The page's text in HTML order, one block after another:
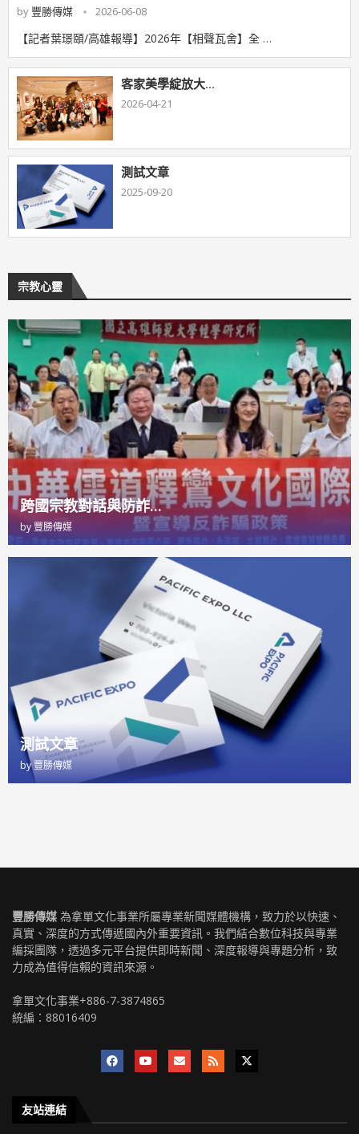
by 豐勝傳媒 2026-06-08
【記者葉璟頤/高雄報導】2026年【相聲瓦舍】全 …
客家美學綻放大...
2026-04-21
測試文章
2025-09-20
宗教心靈
跨國宗教對話與防詐...
by豐勝傳媒
測試文章
by豐勝傳媒
豐勝傳媒 為拿單文化事業所屬專業新聞媒體機構，致力於以快速、
真實、深度的方式傳遞國內外重要資訊。我們結合數位科技與專業
編採團隊，透過多元平台提供即時新聞、深度報導與專題分析，致
力成為值得信賴的資訊來源。
拿單文化事業+886-7-3874865
統編：88016409
友站連結